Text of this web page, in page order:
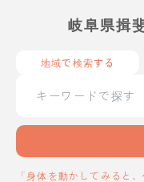
岐阜県揖
地域で検索する
「身体を動かしてみると